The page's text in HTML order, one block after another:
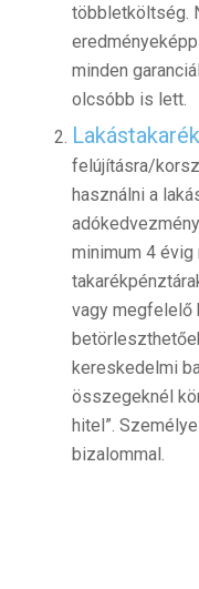
többletköltség.
minden
olcsóbb is lett.
Lakástakarék
felújításra/
használni a
minimum 4 évig
vagy megfelelő
kereskedelmi
összegeknél
hitel”.
bizalommal.